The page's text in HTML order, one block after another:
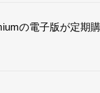
の電子版が定期